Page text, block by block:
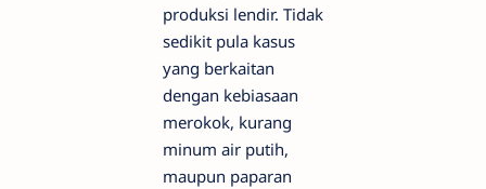
produksi lendir. Tidak
sedikit pula kasus
yang berkaitan
dengan kebiasaan
merokok, kurang
minum air putih,
maupun paparan